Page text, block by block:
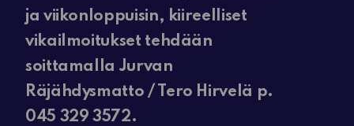
ja viikonloppuisin, kiireelliset
vikailmoitukset tehdään
soittamalla Jurvan
Räjähdysmatto / Tero Hirvelä p.
045 329 3572.